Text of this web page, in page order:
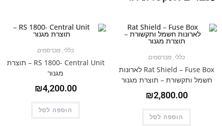
כללי,מכרסמים
Rat Shield – Fuse Box לארונות
חשמל ותקשורת – תוצרת מגנור
₪2,800.00
הוספה לסל
כללי,מכרסמים
RS 1800- Central Unit – תוצרת
מגנור
₪4,200.00
הוספה לסל